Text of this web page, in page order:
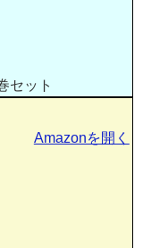
セット
Amazonを開く